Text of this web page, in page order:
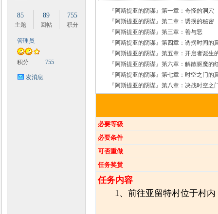
85
主题
89
回帖
755
积分
管理员
积分 755
发消息
『阿斯提亚的阴谋』第一章：奇怪的洞穴
『阿斯提亚的阴谋』第二章：诱拐的秘密
『阿斯提亚的阴谋』第三章：善与恶
『阿斯提亚的阴谋』第四章：诱拐时间的
『阿斯提亚的阴谋』第五章：开启者诞生
『阿斯提亚的阴谋』第六章：解散驱魔的
『阿斯提亚的阴谋』第七章：时空之门的
『阿斯提亚的阴谋』第八章：决战时空之
必要等级
必要条件
可否重做
任务奖赏
任务内容
1、前往亚留特村位于村内